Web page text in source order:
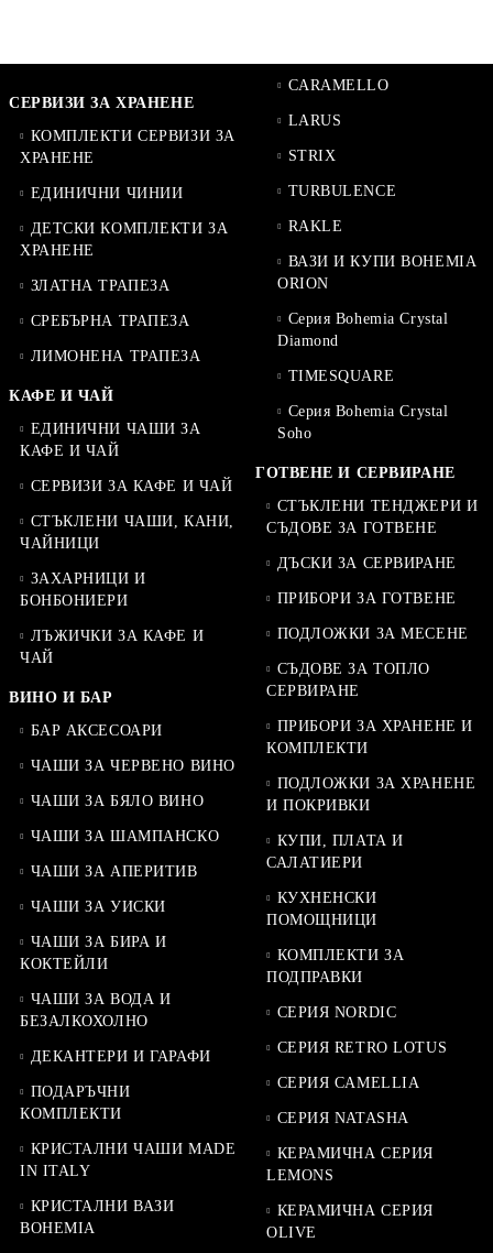
СЕРВИЗИ ЗА ХРАНЕНЕ
КОМПЛЕКТИ СЕРВИЗИ ЗА
ХРАНЕНЕ
ЕДИНИЧНИ ЧИНИИ
ДЕТСКИ КОМПЛЕКТИ ЗА
ХРАНЕНЕ
ЗЛАТНА ТРАПЕЗА
СРЕБЪРНА ТРАПЕЗА
ЛИМОНЕНА ТРАПЕЗА
КАФЕ И ЧАЙ
ЕДИНИЧНИ ЧАШИ ЗА
КАФЕ И ЧАЙ
СЕРВИЗИ ЗА КАФЕ И ЧАЙ
СТЪКЛЕНИ ЧАШИ, КАНИ,
ЧАЙНИЦИ
ЗАХАРНИЦИ И
БОНБОНИЕРИ
ЛЪЖИЧКИ ЗА КАФЕ И
ЧАЙ
ВИНО И БАР
БАР АКСЕСОАРИ
ЧАШИ ЗА ЧЕРВЕНО ВИНО
ЧАШИ ЗА БЯЛО ВИНО
ЧАШИ ЗА ШАМПАНСКО
ЧАШИ ЗА АПЕРИТИВ
ЧАШИ ЗА УИСКИ
ЧАШИ ЗА БИРА И
КОКТЕЙЛИ
ЧАШИ ЗА ВОДА И
БЕЗАЛКОХОЛНО
ДЕКАНТЕРИ И ГАРАФИ
ПОДАРЪЧНИ
КОМПЛЕКТИ
КРИСТАЛНИ ЧАШИ MADE
IN ITALY
КРИСТАЛНИ ВАЗИ
BOHEMIA
CARAMELLO
LARUS
STRIX
TURBULENCE
RAKLE
ВАЗИ И КУПИ BOHEMIA
ORION
Серия Bohemia Crystal
Diamond
TIMESQUARE
Серия Bohemia Crystal
Soho
ГОТВЕНЕ И СЕРВИРАНЕ
СТЪКЛЕНИ ТЕНДЖЕРИ И
СЪДОВЕ ЗА ГОТВЕНЕ
ДЪСКИ ЗА СЕРВИРАНЕ
ПРИБОРИ ЗА ГОТВЕНЕ
ПОДЛОЖКИ ЗА МЕСЕНЕ
СЪДОВЕ ЗА ТОПЛО
СЕРВИРАНЕ
ПРИБОРИ ЗА ХРАНЕНЕ И
КОМПЛЕКТИ
ПОДЛОЖКИ ЗА ХРАНЕНЕ
И ПОКРИВКИ
КУПИ, ПЛАТА И
САЛАТИЕРИ
КУХНЕНСКИ
ПОМОЩНИЦИ
КОМПЛЕКТИ ЗА
ПОДПРАВКИ
СЕРИЯ NORDIC
СЕРИЯ RETRO LOTUS
СЕРИЯ CAMELLIA
СЕРИЯ NATASHA
КЕРАМИЧНА СЕРИЯ
LEMONS
КЕРАМИЧНА СЕРИЯ
OLIVE